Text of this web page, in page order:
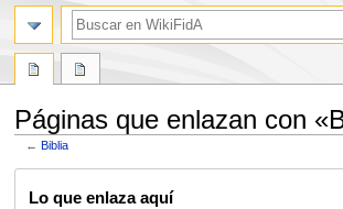
Páginas que enlazan con
←Biblia
Lo que enlaza aquí
buscar